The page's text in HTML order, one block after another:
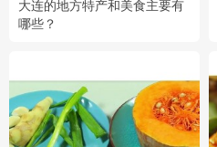
大连的地方特产和美食主要有
哪些？